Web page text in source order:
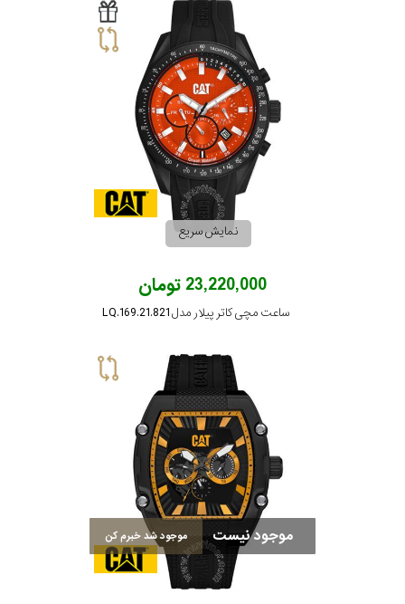
نمایش سریع
23,220,000 تومان
ساعت مچی کاتر پیلار مدل LQ.169.21.821
موجود نیست موجود شد خبرم کن